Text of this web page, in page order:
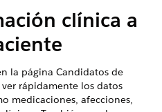
clínica a
la página Candidatos de
rápidamente los datos
medicaciones, afecciones,